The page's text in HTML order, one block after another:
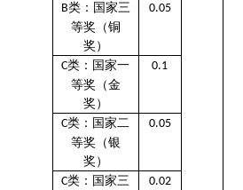
B类：国家三
等奖（铜
奖）
0.05
C类：国家一
等奖（金
奖）
0.1
C类：国家二
等奖（银
奖）
0.05
C类：国家三
0.02